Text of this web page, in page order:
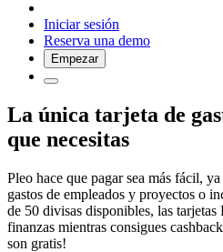
Iniciar sesión
Reserva una demo
Empezar
La única tarjeta de
que necesitas
Pleo hace que pagar sea más fácil,
gastos de empleados y proyectos o
de 50 divisas disponibles, las
finanzas mientras consigues
son gratis!